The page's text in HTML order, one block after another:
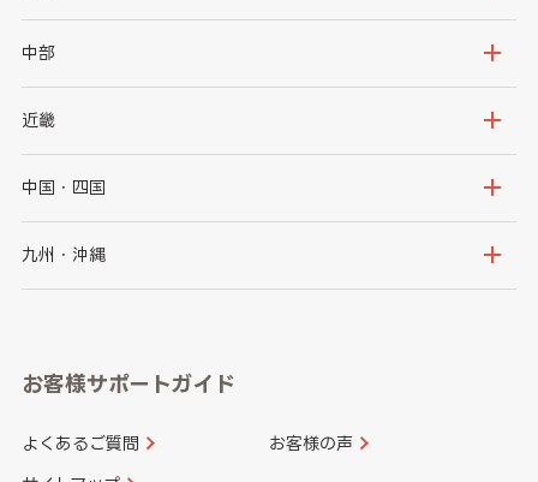
岩手県
秋田県
茨城県
群馬県
千葉県
中部
新潟県
石川県
山梨県
愛知県
近畿
大阪府
京都府
和歌山県
中国・四国
鳥取県
山口県
香川県 愛媛県
九州・沖縄
長崎県
大分県 宮崎県
お客様サポートガイド
よくあるご質問 お客様の声